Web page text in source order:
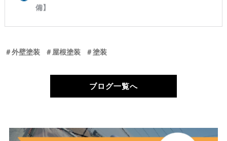
＃外壁塗装 ＃屋根塗装 ＃塗装
ブログ一覧へ